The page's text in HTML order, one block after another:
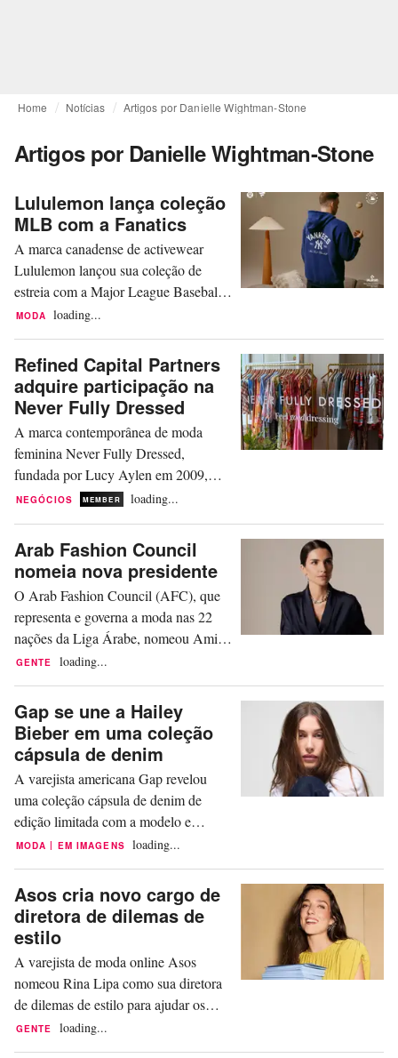
Home Notícias Artigos por Danielle Wightman-Stone
Artigos por Danielle Wightman-Stone
Lululemon lança coleção
MLB com a Fanatics
A marca canadense de activewear
Lululemon lançou sua coleção de
estreia com a Major League Baseball
(MLB) em parceria com a Fanatics,
expansão no espaço de esportes
licenciados, após o sucesso de suas
colaborações com a National Hockey
League (NHL) e a National Football
League (NFL). A coleção Lululemon
x MLB...
MODA loading...
Refined Capital Partners
adquire participação na
Never Fully Dressed
A marca contemporânea de moda
feminina Never Fully Dressed,
fundada por Lucy Aylen em 2009,
vendeu uma participação no negócio
Refined Capital Partners. A Never
Fully Dressed afirmou em um
comunicado que o investimento da
Refined Capital Partners na empresa
marca um “novo...
NEGÓCIOS MEMBER loading...
Arab Fashion Council
nomeia nova presidente
O Arab Fashion Council (AFC), que
representa e governa a moda nas 22
nações da Liga Árabe, nomeou Amina
Taher como sua nova presidente,
o design de moda na região. Taher traz
para o cargo mais de duas décadas de
liderança nos setores de aviação,
fintech, mídia e esporte, tendo
ocupado cargos de liderança em...
GENTE loading...
Gap se une a Hailey
Bieber em uma coleção
cápsula de denim
A varejista americana Gap revelou
uma coleção cápsula de denim de
edição limitada com a modelo e
empresária de beleza Hailey Bieber,
descontraído da Gap com seu estilo
pessoal. Apelidada de ‘The Hailey
Jeans’, a coleção cápsula apresenta
dois modelos descontraídos, baseados
na “abordagem relaxada de Bieber
ao...
MODA | EM IMAGENS loading...
Asos cria novo cargo de
diretora de dilemas de
estilo
A varejista de moda online Asos
nomeou Rina Lipa como sua diretora
de dilemas de estilo para ajudar os
“clientes a resolverem dilemas de estilo
GENTE loading...